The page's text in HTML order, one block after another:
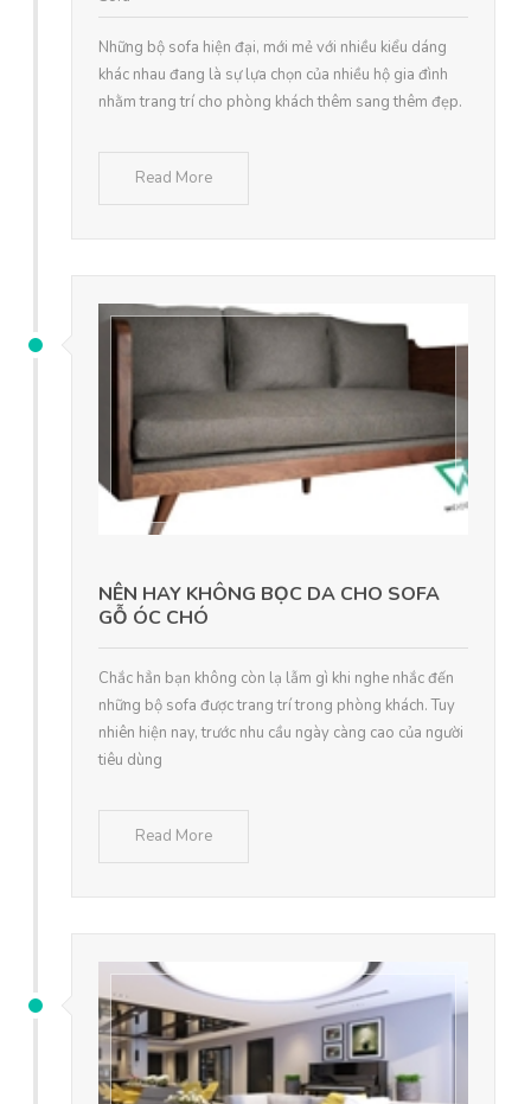
Những bộ sofa hiện đại, mới mẻ với nhiều kiểu dáng
khác nhau đang là sự lựa chọn của nhiều hộ gia đình
nhằm trang trí cho phòng khách thêm sang thêm đẹp.
Read More
NÊN HAY KHÔNG BỌC DA CHO SOFA
GỖ ÓC CHÓ
Chắc hẳn bạn không còn lạ lẫm gì khi nghe nhắc đến
những bộ sofa được trang trí trong phòng khách. Tuy
nhiên hiện nay, trước nhu cầu ngày càng cao của người
tiêu dùng
Read More